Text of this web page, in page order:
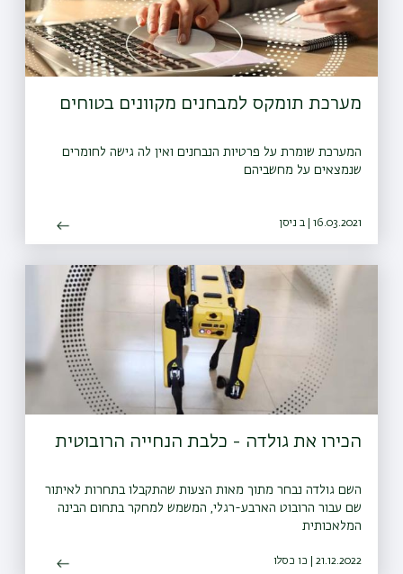
מערכת תומקס למבחנים מקוונים בטוחים
המערכת שומרת על פרטיות הנבחנים ואין לה גישה לחומרים
שנמצאים על מחשביהם
16.03.2021 | ב ניסן
הכירו את גולדה - כלבת הנחייה הרובוטית
השם גולדה נבחר מתוך מאות הצעות שהתקבלו בתחרות לאיתור
שם עבור הרובוט הארבע-רגלי, המשמש למחקר בתחום הבינה
המלאכותית
21.12.2022 | כו כסלו